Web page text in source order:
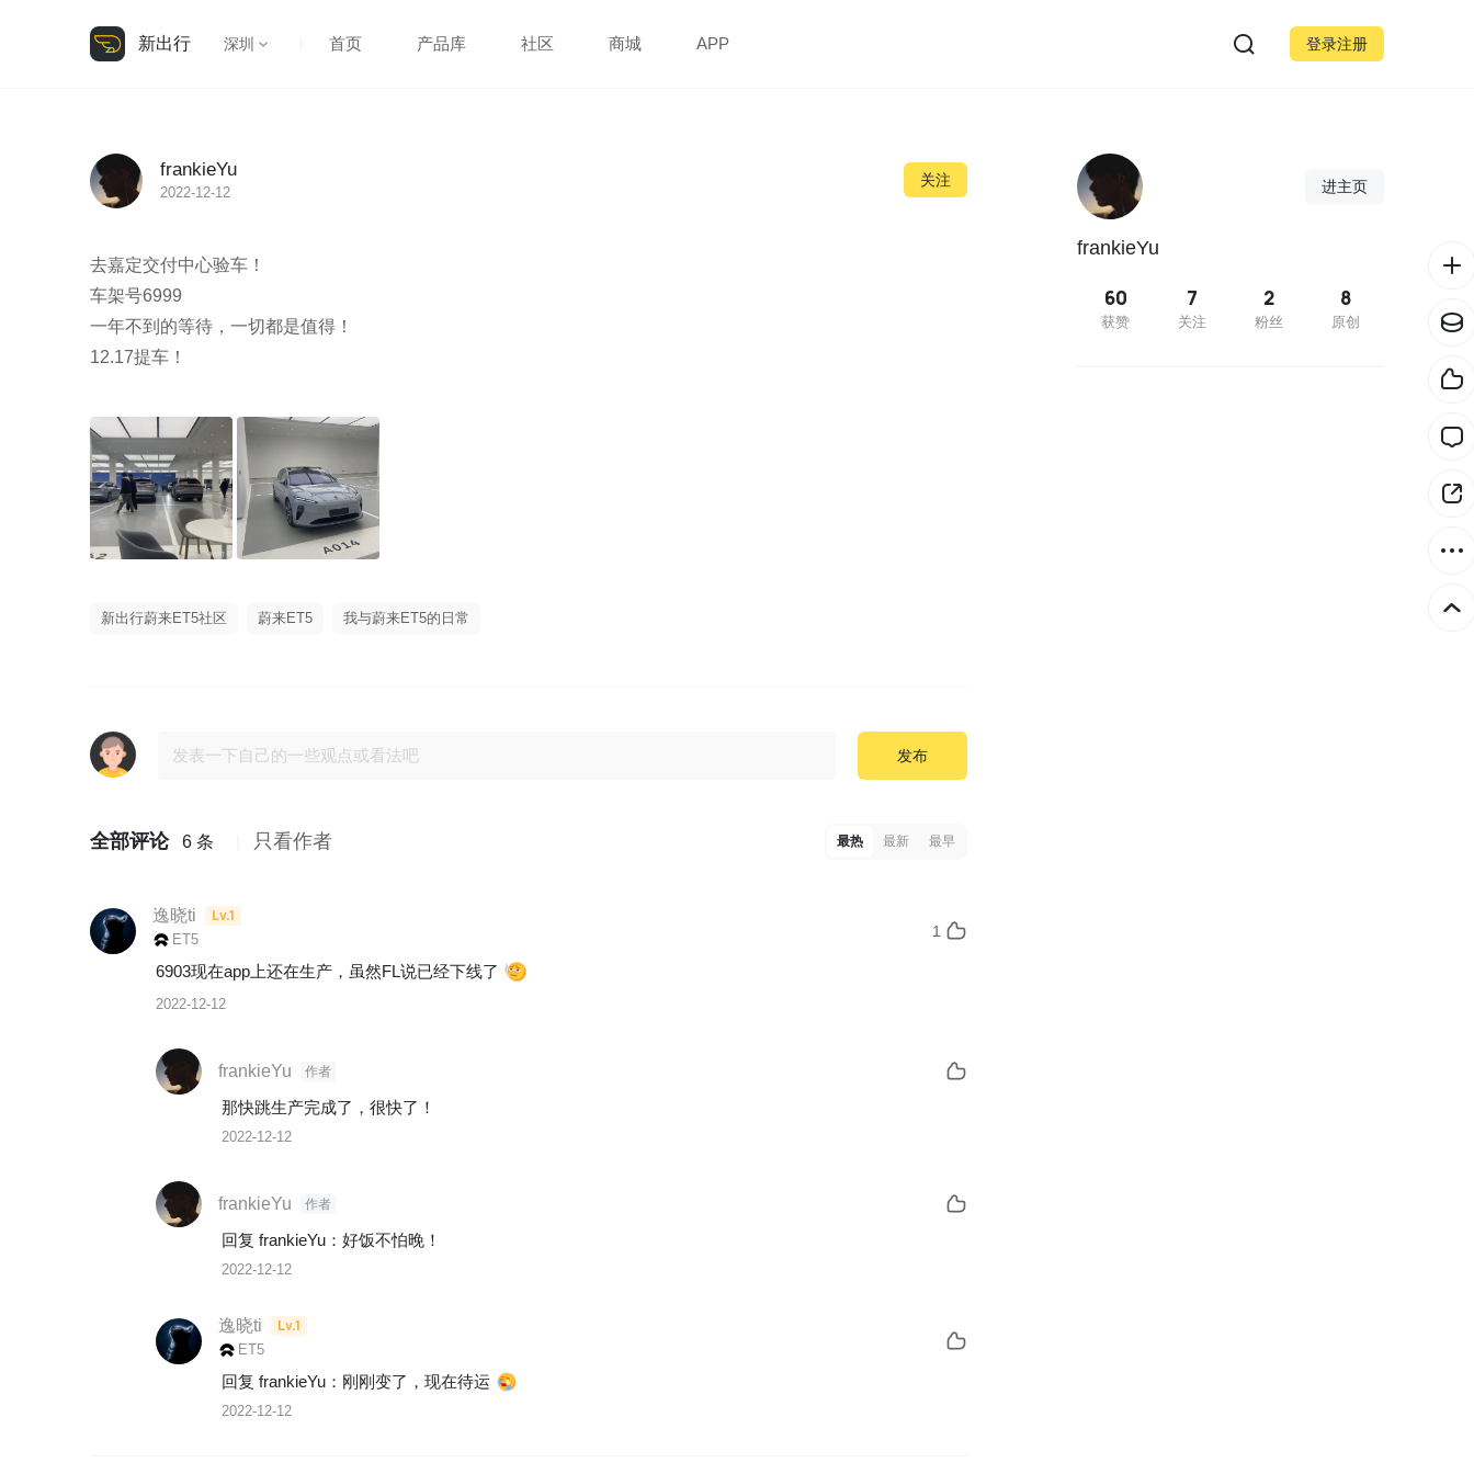
新出行 深圳 首页 产品库 社区 商城 APP 登录注册
frankieYu
2022-12-12
关注
去嘉定交付中心验车！
车架号6999
一年不到的等待，一切都是值得！
12.17提车！
新出行蔚来ET5社区 蔚来ET5 我与蔚来ET5的日常
发布
全部评论 6 条 只看作者 最热 最新 最早
逸晓ti Lv.1
ET5 1
6903现在app上还在生产，虽然FL说已经下线了
2022-12-12
frankieYu 作者
那快跳生产完成了，很快了！
2022-12-12
frankieYu 作者
回复 frankieYu ：
2022-12-12
逸晓ti Lv.1
ET5
回复 frankieYu ： 刚刚变了，现在待运
2022-12-12
进主页
frankieYu
60
获赞
7
关注
2
粉丝
8
原创